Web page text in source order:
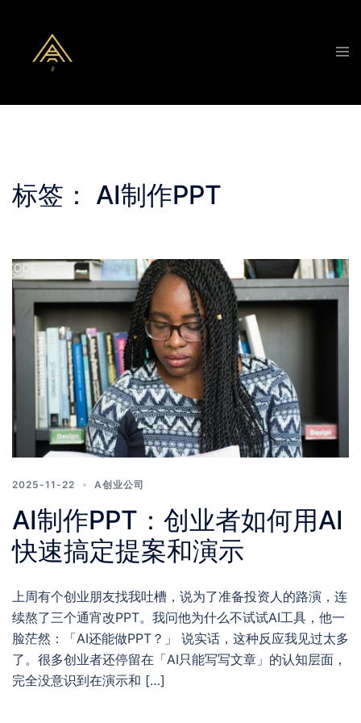
content
标签： AI制作PPT
2025-11-22 A创业公司
AI制作PPT：创业者如何用AI
快速搞定提案和演示
上周有个创业朋友找我吐槽，说为了准备投资人的路演，连
续熬了三个通宵改PPT。我问他为什么不试试AI工具，他一
脸茫然：「AI还能做PPT？」 说实话，这种反应我见过太多
了。很多创业者还停留在「AI只能写写文章」的认知层面，
完全没意识到在演示和 […]